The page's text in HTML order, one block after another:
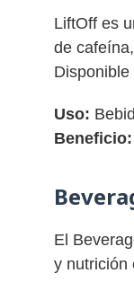
LiftOff es
de
Uso:
Beneficio:
El
y nutrición